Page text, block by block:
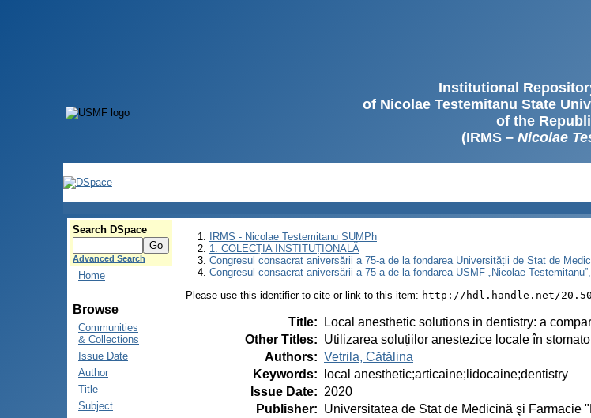
Institutional
of Nicolae Testemitanu State
of the
(IRMS – Nicolae
Search DSpace
Advanced Search
Home
Browse
Communities
& Collections
Issue Date
Author
Title
Subject
IRMS - Nicolae Testemitanu SUMPh
1. COLECȚIA INSTITUȚIONALĂ
Congresul consacrat aniversării a 75-a de la fondarea Universității de Stat de
Congresul consacrat aniversării a 75-a de la fondarea USMF „Nicolae
Please use this identifier to cite or link to this item: http://hdl.handle.net/
Title:
Local anesthetic solutions in dentistry: a
Other Titles: Utilizarea soluțiilor anestezice locale în
Authors: Vetrila, Cătălina
Keywords:
local anesthetic;articaine;lidocaine;dentistry
Issue Date: 2020
Publisher: Universitatea de Stat de Medicină şi Farmacie